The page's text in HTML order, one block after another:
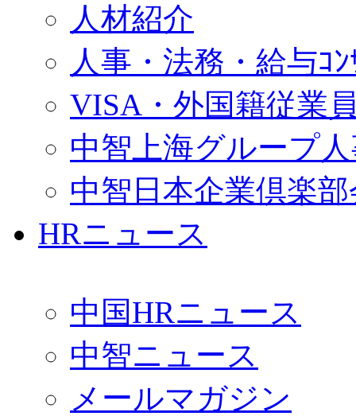
人材紹介
人事・法務・給与ｺﾝ
VISA・外国籍従業
中智上海グループ
中智日本企業倶楽
HRニュース
中国HRニュース
中智ニュース
メールマガジン